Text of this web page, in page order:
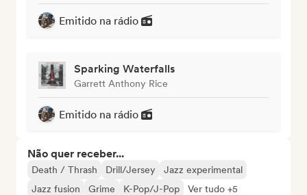
Emitido na rádio
Sparking Waterfalls
Garrett Anthony Rice
Emitido na rádio
Não quer receber...
Death / Thrash Drill/Jersey
Jazz experimental
Jazz fusion
Grime K-Pop/J-Pop Ver tudo +5